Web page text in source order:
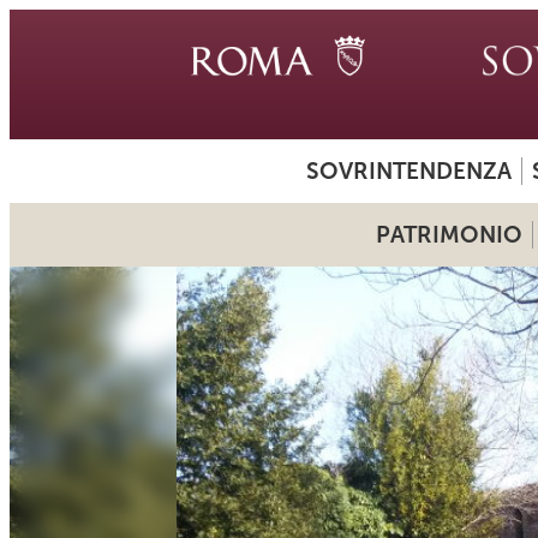
SOVRINTENDENZA
PATRIMONIO